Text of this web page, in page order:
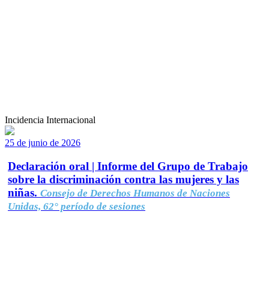
Incidencia Internacional
25 de junio de 2026
Declaración oral | Informe del Grupo de Trabajo
sobre la discriminación contra las mujeres y las
niñas. Consejo de Derechos Humanos de Naciones
Unidas, 62° período de sesiones